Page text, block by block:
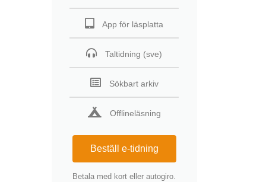
App för läsplatta
Taltidning (sve)
Sökbart arkiv
Offlineläsning
Beställ e-tidning
Betala med kort eller autogiro.